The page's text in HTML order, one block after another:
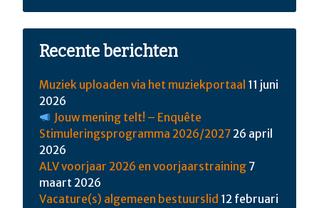
Recente berichten
Muziek uploaden via het muziekportaal 11 juni
2026
Jouw mening telt! – Enquête
Stimuleringsprogramma 2026/202726 april
2026
ALV voorjaar 2026 en voorjaarstraining 7
maart 2026
Vacature(s) algemeen bestuurslid 12 februari